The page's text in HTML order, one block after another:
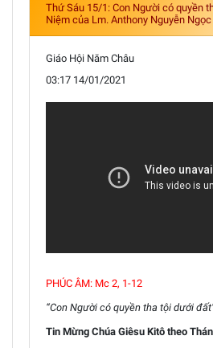
Thứ Sáu 15/1: Con Người có quyền
Niệm của Lm. Anthony Nguyễn
Giáo Hội Năm Châu
03:17 14/01/2021
PHÚC ÂM: Mc 2, 1-12
“Con Người có quyền tha tội dưới
Tin Mừng Chúa Giêsu Kitô theo